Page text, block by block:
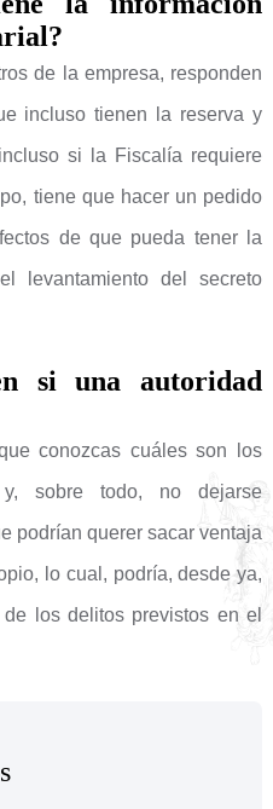
de la empresa, responden
incluso tienen la reserva y
si la Fiscalía requiere
tiene que hacer un pedido
de que pueda tener la
levantamiento del secreto
si una autoridad
conozcas cuáles son los
sobre todo, no dejarse
podrían querer sacar ventaja
lo cual, podría, desde ya,
los delitos previstos en el